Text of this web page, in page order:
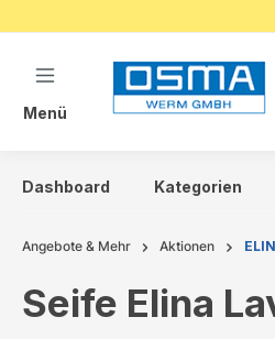
Menü
Dashboard Kategorien
Angebote & Mehr Aktionen
Seife Elina